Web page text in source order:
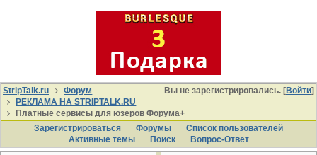
Вы не зарегистрировались. [Войти]
StripTalk.ru
Форум
РЕКЛАМА НА STRIPTALK.RU
Платные сервисы для юзеров Форума+
Зарегистрироваться
Форумы
Список пользователей
Активные темы
Поиcк Вопрос-Ответ